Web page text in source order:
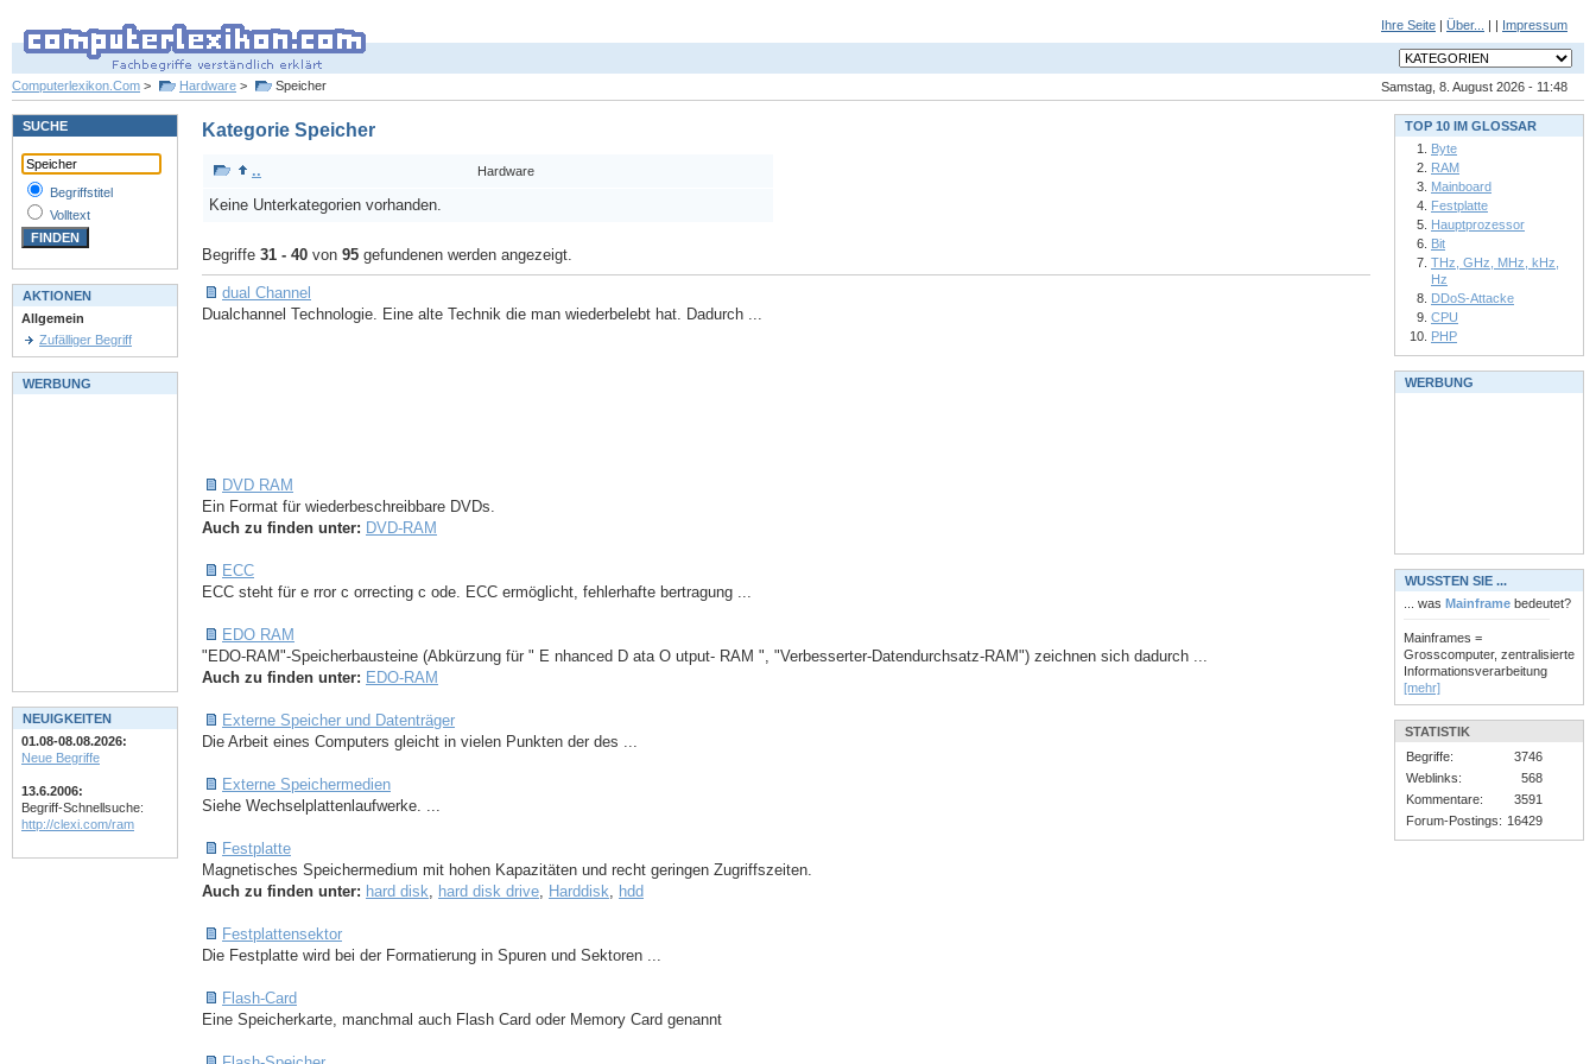
Ihre Seite | Über... | | Impressum
Samstag, 8. August 2026 - 11:48
Computerlexikon.Com > Hardware > Speicher
Kategorie Speicher
.. Hardware
Keine Unterkategorien vorhanden.
Begriffe 31 - 40 von 95 gefundenen werden angezeigt.
dual Channel
Dualchannel Technologie. Eine alte Technik die man wiederbelebt hat. Dadurch ...
DVD RAM
Ein Format für wiederbeschreibbare DVDs.
Auch zu finden unter: DVD-RAM
ECC
ECC steht für e rror c orrecting c ode. ECC ermöglicht, fehlerhafte bertragung ...
EDO RAM
"EDO-RAM"-Speicherbausteine (Abkürzung für " E nhanced D ata O utput- RAM ", "Verbesserter-Datendurchsatz-RAM") zeichnen sich dadurch ...
Auch zu finden unter: EDO-RAM
Externe Speicher und Datenträger
Die Arbeit eines Computers gleicht in vielen Punkten der des ...
Externe Speichermedien
Siehe Wechselplattenlaufwerke. ...
Festplatte
Magnetisches Speichermedium mit hohen Kapazitäten und recht geringen Zugriffszeiten.
Auch zu finden unter: hard disk, hard disk drive, Harddisk, hdd
Festplattensektor
Die Festplatte wird bei der Formatierung in Spuren und Sektoren ...
Flash-Card
Eine Speicherkarte, manchmal auch Flash Card oder Memory Card genannt
SUCHE
Begriffstitel
Volltext
AKTIONEN
Allgemein
Zufälliger Begriff
WERBUNG
NEUIGKEITEN
01.08-08.08.2026:
Neue Begriffe
13.6.2006:
Begriff-Schnellsuche:
http://clexi.com/ram
TOP 10 IM GLOSSAR
Byte
RAM
Mainboard
Festplatte
Hauptprozessor
Bit
THz, GHz, MHz, kHz,
Hz
DDoS-Attacke
CPU
PHP
WERBUNG
WUSSTEN SIE ...
... was Mainframe bedeutet?
Mainframes =
Grosscomputer, zentralisierte
Informationsverarbeitung
[mehr]
STATISTIK
Begriffe:
3746
Weblinks:
568
Kommentare:
3591
Forum-Postings: 16429